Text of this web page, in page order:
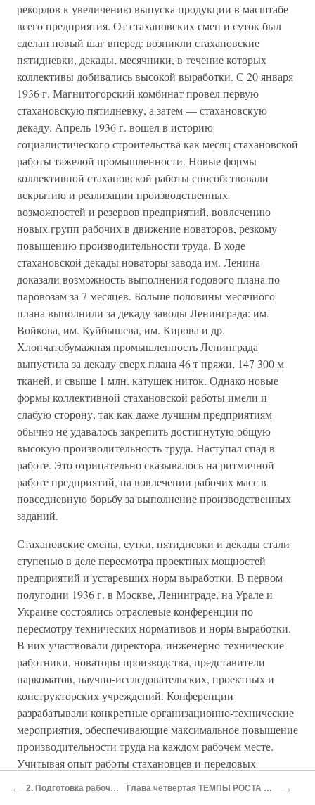
рекордов к увеличению выпуска продукции в масштабе
всего предприятия. От стахановских смен и суток был
сделан новый шаг вперед: возникли стахановские
пятидневки, декады, месячники, в течение которых
коллективы добивались высокой выработки. С 20 января
1936 г. Магнитогорский комбинат провел первую
стахановскую пятидневку, а затем — стахановскую
декаду. Апрель 1936 г. вошел в историю
социалистического строительства как месяц стахановской
работы тяжелой промышленности. Новые формы
коллективной стахановской работы способствовали
вскрытию и реализации производственных
возможностей и резервов предприятий, вовлечению
новых групп рабочих в движение новаторов, резкому
повышению производительности труда. В ходе
стахановской декады новаторы завода им. Ленина
доказали возможность выполнения годового плана по
паровозам за 7 месяцев. Больше половины месячного
плана выполнили за декаду заводы Ленинграда: им.
Войкова, им. Куйбышева, им. Кирова и др.
Хлопчатобумажная промышленность Ленинграда
выпустила за декаду сверх плана 46 т пряжи, 147 300 м
тканей, и свыше 1 млн. катушек ниток. Однако новые
формы коллективной стахановской работы имели и
слабую сторону, так как даже лучшим предприятиям
обычно не удавалось закрепить достигнутую общую
высокую производительность труда. Наступал спад в
работе. Это отрицательно сказывалось на ритмичной
работе предприятий, на вовлечении рабочих масс в
повседневную борьбу за выполнение производственных
заданий.
Стахановские смены, сутки, пятидневки и декады стали
ступенью в деле пересмотра проектных мощностей
предприятий и устаревших норм выработки. В первом
полугодии 1936 г. в Москве, Ленинграде, на Урале и
Украине состоялись отраслевые конференции по
пересмотру технических нормативов и норм выработки.
В них участвовали директора, инженерно-технические
работники, новаторы производства, представители
наркоматов, научно-исследовательских, проектных и
конструкторских учреждений. Конференции
разрабатывали конкретные организационно-технические
мероприятия, обеспечивающие максимальное повышение
производительности труда на каждом рабочем месте.
Учитывая опыт работы стахановцев и передовых
работ для рабочих различных профессий по отрасли
← 2. Подготовка рабочих и инженерно-технических кадров Глава четвертая ТЕМПЫ РОСТА И СТРУКТУРА СОЦИАЛИСТИЧЕСКОЙ ПРОМЫШЛЕННОСТИ →